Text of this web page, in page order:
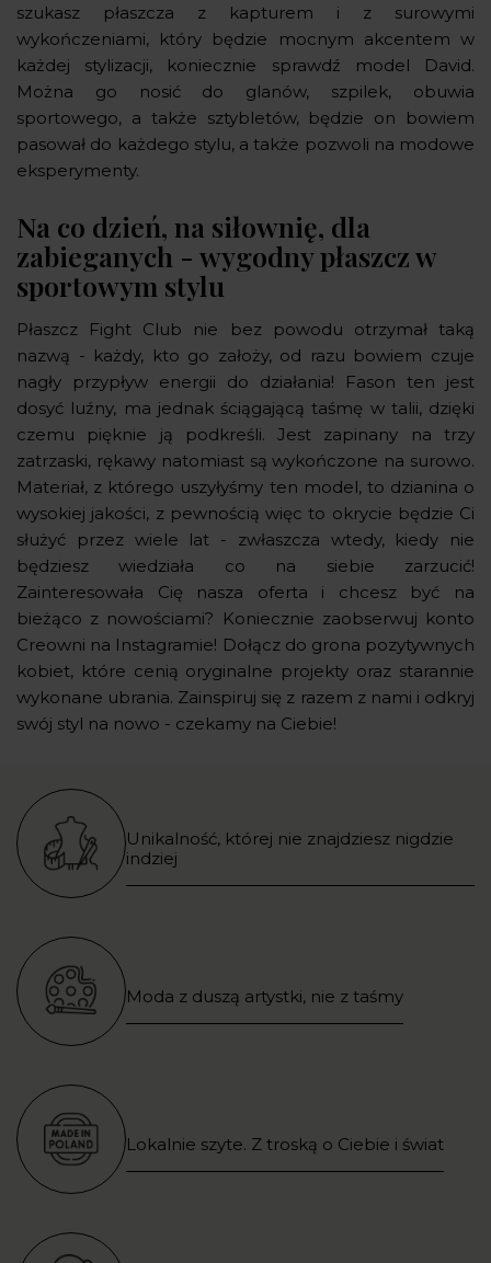
szukasz płaszcza z kapturem i z surowymi
wykończeniami, który będzie mocnym akcentem w
każdej stylizacji, koniecznie sprawdź model David.
Można go nosić do glanów, szpilek, obuwia
sportowego, a także sztybletów, będzie on bowiem
pasował do każdego stylu, a także pozwoli na modowe
eksperymenty.
Na co dzień, na siłownię, dla
zabieganych - wygodny płaszcz w
sportowym stylu
Płaszcz Fight Club nie bez powodu otrzymał taką
nazwą - każdy, kto go założy, od razu bowiem czuje
nagły przypływ energii do działania! Fason ten jest
dosyć luźny, ma jednak ściągającą taśmę w talii, dzięki
czemu pięknie ją podkreśli. Jest zapinany na trzy
zatrzaski, rękawy natomiast są wykończone na surowo.
Materiał, z którego uszyłyśmy ten model, to dzianina o
wysokiej jakości, z pewnością więc to okrycie będzie Ci
służyć przez wiele lat - zwłaszcza wtedy, kiedy nie
będziesz wiedziała co na siebie zarzucić!
Zainteresowała Cię nasza oferta i chcesz być na
bieżąco z nowościami? Koniecznie zaobserwuj konto
Creowni na Instagramie! Dołącz do grona pozytywnych
kobiet, które cenią oryginalne projekty oraz starannie
wykonane ubrania. Zainspiruj się z razem z nami i odkryj
swój styl na nowo - czekamy na Ciebie!
Unikalność, której nie znajdziesz nigdzie
indziej
Moda z duszą artystki, nie z taśmy
Lokalnie szyte. Z troską o Ciebie i świat